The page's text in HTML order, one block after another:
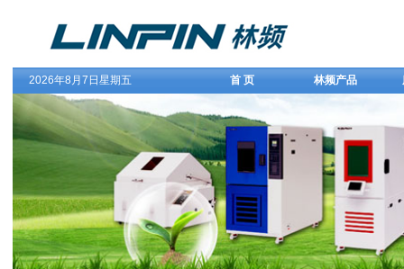
2026年8月7日星期五 首 页 林频产品